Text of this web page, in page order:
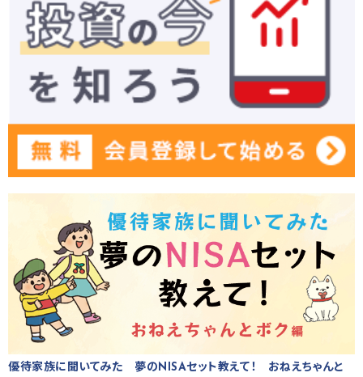
優待家族に聞いてみた 夢のNISAセット教えて！ おねえちゃんと